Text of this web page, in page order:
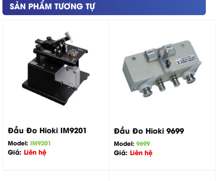
SẢN PHẨM TƯƠNG TỰ
Đầu Đo Hioki IM9201
Model: IM9201
Giá: Liên hệ
Đầu Đo Hioki 9699
Model: 9699
Giá: Liên hệ